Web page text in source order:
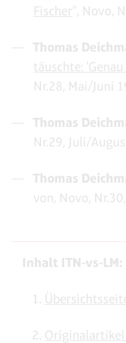
Fischer", Novo,
Thomas
täuschte:
Nr.28, Mai/Juni
Thomas
Nr.29, Juli/
Thomas
von, Novo,
Inhalt ITN-vs-LM:
Originalartikel